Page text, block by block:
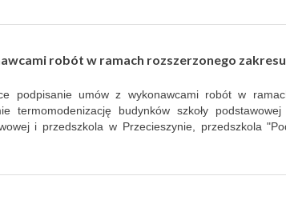
robót w ramach rozszerzonego
podpisanie umów z wykonawcami robót w
termomodenizację budynków szkoły
i przedszkola w Przecieszynie, przedszkola